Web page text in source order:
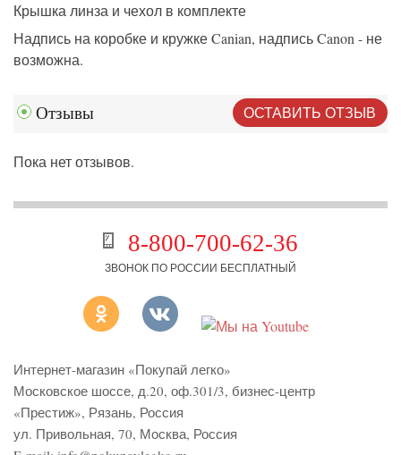
Крышка линза и чехол в комплекте
Надпись на коробке и кружке Canian, надпись Canon - не
возможна.
Отзывы ОСТАВИТЬ ОТЗЫВ
Пока нет отзывов.
8-800-700-62-36
ЗВОНОК ПО РОССИИ БЕСПЛАТНЫЙ
Интернет-магазин «Покупай легко»
Московское шоссе, д.20, оф.301/3, бизнес-центр
«Престиж», Рязань, Россия
ул. Привольная, 70, Москва, Россия